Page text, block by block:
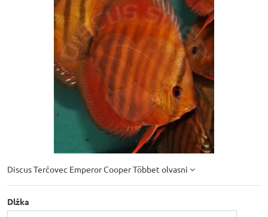
Discus Terčovec Emperor CooperTöbbet olvasni
Dlžka